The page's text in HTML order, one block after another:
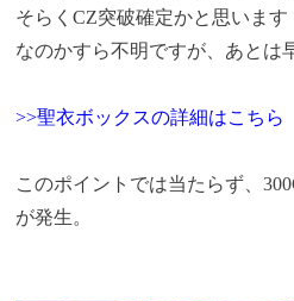
そらくCZ突破確定かと思いま
なのかすら不明ですが、あとは
>>聖衣ボックスの詳細はこちら
このポイントでは当たらず、
が発生。